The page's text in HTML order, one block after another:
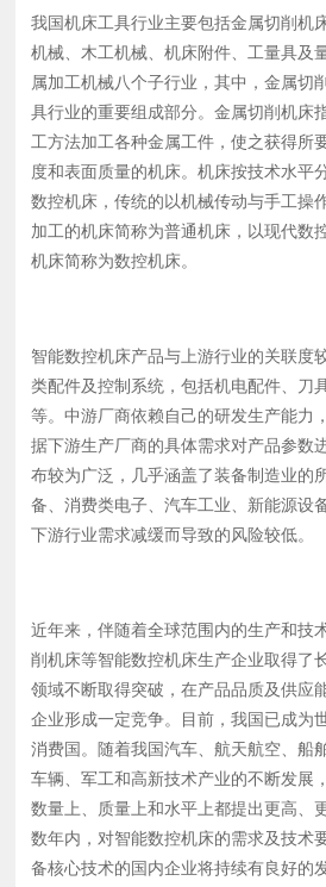
技术的国内企业将持续有良好的发展
控机床行业上市企业主要包括浙海德
代码：688577），从事的业务主要为
生产和销售。公司产品主要分为高端
线和普及型数控车床，主要应用于汽
用设备、航空航天、军事工业等行业
营业总收入达6.31亿元，毛利润达2.01
下滑，2022年浙海德曼高端型数控车
元，较2021年增加了1.33亿元；普及
成1.19亿元，较2021年减少了0.53亿
我国机床工具行业主要包括金属切削机
机械、木工机械、机床附件、工量具及
属加工机械八个子行业，其中，金属切
具行业的重要组成部分。金属切削机床
工方法加工各种金属工件，使之获得所
度和表面质量的机床。机床按技术水平
数控机床，传统的以机械传动与手工操
加工的机床简称为普通机床，以现代数
机床简称为数控机床。
智能数控机床产品与上游行业的关联度
类配件及控制系统，包括机电配件、刀
等。中游厂商依赖自己的研发生产能力
据下游生产厂商的具体需求对产品参数
布较为广泛，几乎涵盖了装备制造业的
备、消费类电子、汽车工业、新能源设
下游行业需求减缓而导致的风险较低。
近年来，伴随着全球范围内的生产和技
削机床等智能数控机床生产企业取得了
领域不断取得突破，在产品品质及供应
企业形成一定竞争。目前，我国已成为
消费国。随着我国汽车、航天航空、船
车辆、军工和高新技术产业的不断发展
数量上、质量上和水平上都提出更高、
数年内，对智能数控机床的需求及技术
备核心技术的国内企业将持续有良好的